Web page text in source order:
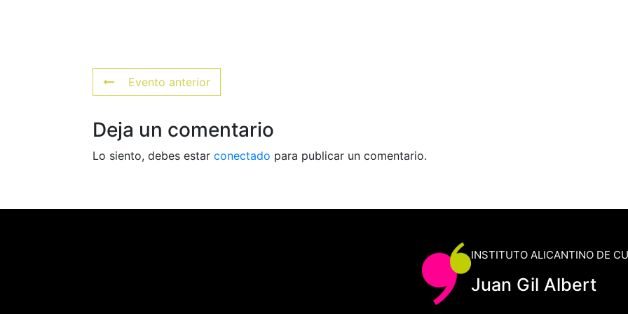
Evento anterior
Deja un comentario
Lo siento, debes estar conectado para publicar un comentario.
INSTITUTO ALICANTINO DE
Juan Gil Albert